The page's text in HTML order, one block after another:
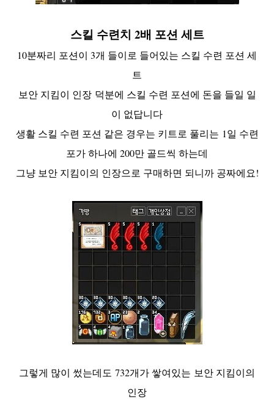
스킬 수련치 2배 포션 세트
10분짜리 포션이 3개 들이로 들어있는 스킬 수련 포션 세
트
보안 지킴이 인장 덕분에 스킬 수련 포션에 돈을 들일 일
이 없답니다
생활 스킬 수련 포션 같은 경우는 키트로 풀리는 1일 수련
포가 하나에 200만 골드씩 하는데
그냥 보안 지킴이의 인장으로 구매하면 되니까 공짜에요!
그렇게 많이 썼는데도 732개가 쌓여있는 보안 지킴이의
인장